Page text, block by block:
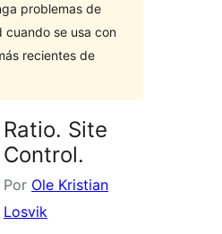
problemas de
cuando se usa con
recientes de
Ratio. Site
Control.
Por Ole Kristian
Losvik